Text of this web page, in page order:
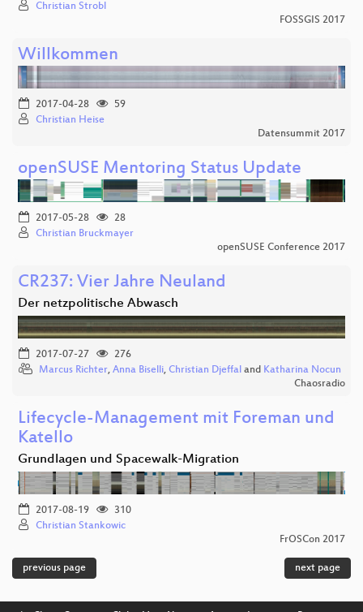
Christian Strobl
FOSSGIS 2017
Willkommen
2017-04-28
59
Christian Heise
Datensummit 2017
openSUSE Mentoring Status Update
2017-05-28
28
Christian Bruckmayer
openSUSE Conference 2017
CR237: Vier Jahre Neuland
Der netzpolitische Abwasch
2017-07-27
276
Marcus Richter, Anna Biselli, Christian Djeffal and Katharina Nocun
Chaosradio
Lifecycle-Management mit Foreman und
Katello
Grundlagen und Spacewalk-Migration
2017-08-19
310
Christian Stankowic
FrOSCon 2017
previous page next page